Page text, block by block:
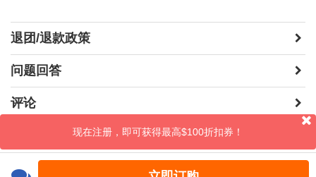
的额外三名成人也可凭此年票免除非居民附加费。
膳食，酒水（导游只负责安排）
任何私人性质费用
• 公园入口处可能要求出示政府签发带照片的身份证明以核实居
民身份
行李限制:
每位乘客可以携带一件托运行李（check-in size）和一
退团/退款政策
问题回答
评论
现在注册，即可获得最高$100折扣券！